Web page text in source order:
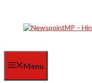
content
Menu